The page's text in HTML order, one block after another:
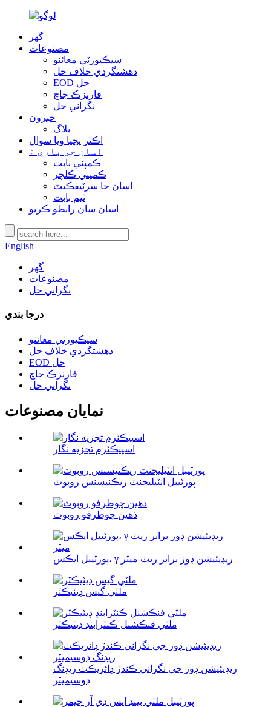
گھر
مصنوعات
سيڪيورٽي معائنو
دهشتگردي خلاف حل
EOD حل
فارنزڪ جاچ
نگراني حل
خبرون
بلاگ
اڪثر پڇيا ويا سوال
اسان جي باري ۾
ڪمپني بابت
ڪمپني ڪلچر
اسان جا سرٽيفڪيٽ
ٽيم بابت
اسان سان رابطو ڪريو
English
گھر
مصنوعات
نگراني حل
درجا بندي
سيڪيورٽي معائنو
دهشتگردي خلاف حل
EOD حل
فارنزڪ جاچ
نگراني حل
نمايان مصنوعات
اسپيڪٽرم تجزيه نگار
پورٽيبل انٽيليجنٽ ريڪنيسنس روبوٽ
ذهين چوطرفو روبوٽ
پورٽيبل ايڪس، γ ريڊيئيشن ڊوز برابر ريٽ ميٽر
ملٽي گيس ڊيٽيڪٽر
ملٽي فنڪشنل ڪنٽرابنڊ ڊيٽيڪٽر
ريڊيئيشن ڊوز جي نگراني ڪندڙ ڊائريڪٽ ريڊنگ
ڊوسيميٽر